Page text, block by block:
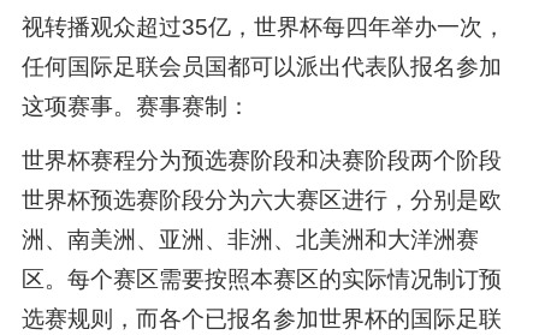
视转播观众超过35亿，世界杯每四年举办一次，
任何国际足联会员国都可以派出代表队报名参加
这项赛事。赛事赛制：
世界杯赛程分为预选赛阶段和决赛阶段两个阶段
世界杯预选赛阶段分为六大赛区进行，分别是欧
洲、南美洲、亚洲、非洲、北美洲和大洋洲赛
区。每个赛区需要按照本赛区的实际情况制订预
选赛规则，而各个已报名参加世界杯的国际足联